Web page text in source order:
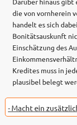
die von vornherein
handelt es sich
Bonitätsauskunft
Einschätzung des
Kredites muss in
plausibel belegt
- Macht ein